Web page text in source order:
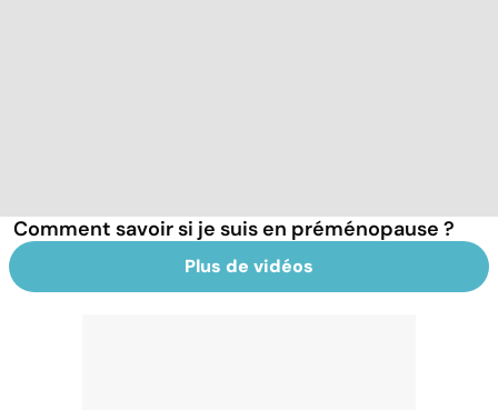
Comment savoir si je suis en préménopause ?
Plus de vidéos